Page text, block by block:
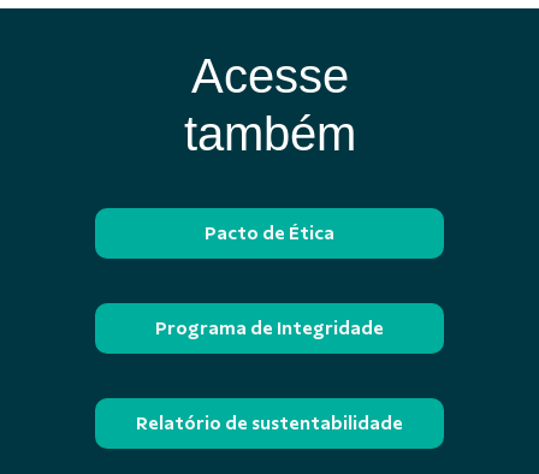
Acesse
também
Pacto de Ética
Programa de Integridade
Relatório de sustentabilidade